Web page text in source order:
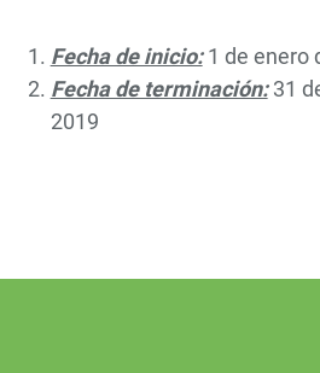
Fecha de inicio:1 de enero
Fecha de terminación:31
2019